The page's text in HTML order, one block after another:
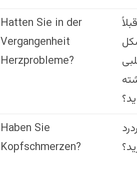
Hatten Sie in der
Vergangenheit
Herzprobleme?
Haben Sie
Kopfschmerzen?